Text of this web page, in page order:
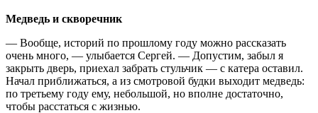
Медведь и скворечник
— Вообще, историй по прошлому году можно рассказать
очень много, — улыбается Сергей. — Допустим, забыл я
закрыть дверь, приехал забрать стульчик — с катера оставил.
Начал приближаться, а из смотровой будки выходит медведь:
по третьему году ему, небольшой, но вполне достаточно,
чтобы расстаться с жизнью.